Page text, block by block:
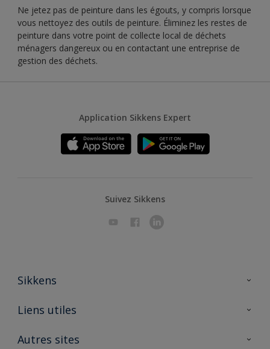
Ne jetez pas de peinture dans les égouts, y compris lorsque
vous nettoyez des outils de peinture. Éliminez les restes de
peinture dans votre point de collecte local de déchets
ménagers dangereux ou en contactant une entreprise de
gestion des déchets.
Application Sikkens Expert
Suivez Sikkens
Sikkens
A propos de Sikkens
Liens utiles
Ouvrir un magasin PASS
Autres sites